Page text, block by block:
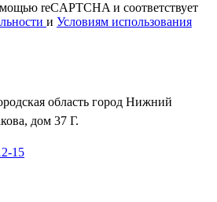
reCAPTCHA и соответствует
и Условиям использования
область город Нижний
дом 37 Г.
15